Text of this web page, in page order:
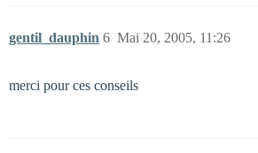
gentil_dauphin Mai 20, 2005, 11:26
6
merci pour ces conseils